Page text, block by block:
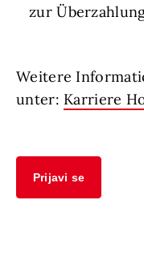
zur
Weitere
unter: Karriere
Prijavi se